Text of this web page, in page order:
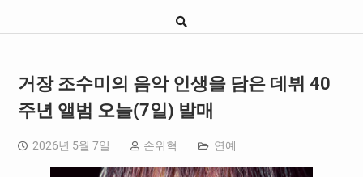
거장 조수미의 음악 인생을 담은 데뷔 40
주년 앨범 오늘(7일) 발매
2026년 5월 7일 손위혁 연예